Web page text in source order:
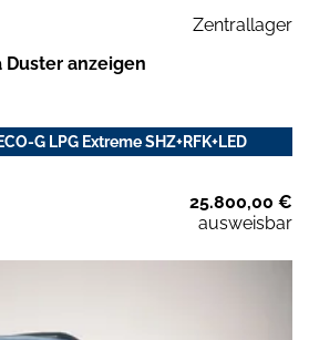
Zentrallager
Duster anzeigen
G LPG Extreme SHZ+RFK+LED
25.800,00 €
ausweisbar